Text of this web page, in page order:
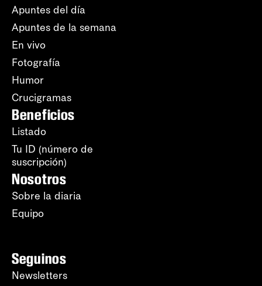
Apuntes del día
Apuntes de la semana
En vivo
Fotografía
Humor
Crucigramas
Beneficios
Listado
Tu ID (número de
suscripción)
Nosotros
Sobre la diaria
Equipo
Seguinos
Newsletters